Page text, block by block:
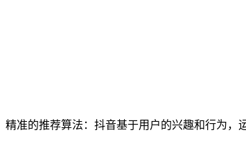
精准的推荐算法：抖音基于用户的兴趣和行为，